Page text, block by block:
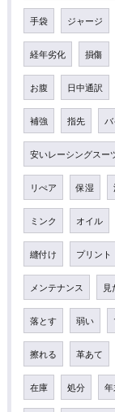
手袋 ジャージ
経年劣化 損傷
お腹 日中通訳
補強 指先
安いレーシングスー
リぺア 保湿
ミンク オイル
縫付け プリント
メンテナンス 見
落とす 弱い
擦れる 革あて
在庫 処分